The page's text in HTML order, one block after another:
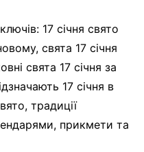
17 січня свято
свята 17 січня
свята 17 січня за
17 січня в
традиції
прикмети та